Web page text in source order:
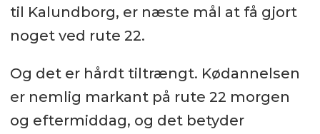
til Kalundborg, er næste mål at få gjort
noget ved rute 22.
Og det er hårdt tiltrængt. Kødannelsen
er nemlig markant på rute 22 morgen
og eftermiddag, og det betyder